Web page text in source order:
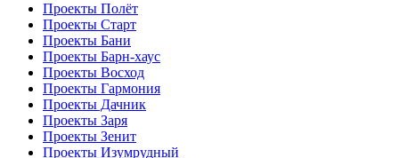
Проекты Полёт
Проекты Старт
Проекты Бани
Проекты Барн-хаус
Проекты Восход
Проекты Гармония
Проекты Дачник
Проекты Заря
Проекты Зенит
Проекты Изумрудный